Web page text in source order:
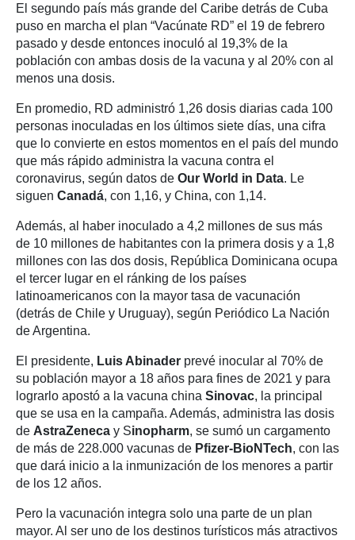
El segundo país más grande del Caribe detrás de Cuba
puso en marcha el plan “Vacúnate RD” el 19 de febrero
pasado y desde entonces inoculó al 19,3% de la
población con ambas dosis de la vacuna y al 20% con al
menos una dosis.
En promedio, RD administró 1,26 dosis diarias cada 100
personas inoculadas en los últimos siete días, una cifra
que lo convierte en estos momentos en el país del mundo
que más rápido administra la vacuna contra el
coronavirus, según datos de Our World in Data. Le
siguen Canadá, con 1,16, y China, con 1,14.
Además, al haber inoculado a 4,2 millones de sus más
de 10 millones de habitantes con la primera dosis y a 1,8
millones con las dos dosis, República Dominicana ocupa
el tercer lugar en el ránking de los países
latinoamericanos con la mayor tasa de vacunación
(detrás de Chile y Uruguay), según Periódico La Nación
de Argentina.
El presidente, Luis Abinader prevé inocular al 70% de
su población mayor a 18 años para fines de 2021 y para
lograrlo apostó a la vacuna china Sinovac, la principal
que se usa en la campaña. Además, administra las dosis
de AstraZeneca y Sinopharm, se sumó un cargamento
de más de 228.000 vacunas de Pfizer-BioNTech, con las
que dará inicio a la inmunización de los menores a partir
de los 12 años.
Pero la vacunación integra solo una parte de un plan
mayor. Al ser uno de los destinos turísticos más atractivos